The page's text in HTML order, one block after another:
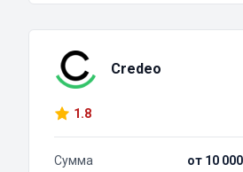
Credeo
1.8
Сумма
от 10